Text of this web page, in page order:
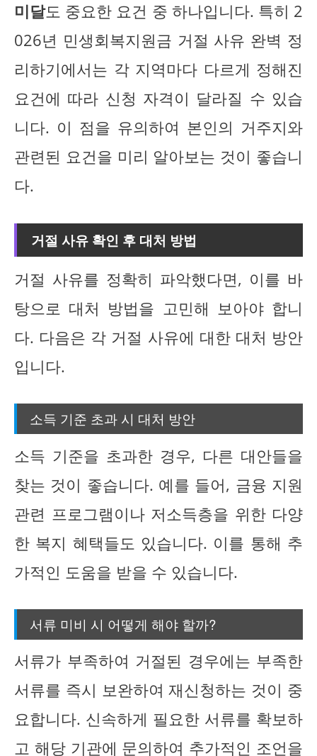
미달도 중요한 요건 중 하나입니다. 특히 2
026년 민생회복지원금 거절 사유 완벽 정
리하기에서는 각 지역마다 다르게 정해진
요건에 따라 신청 자격이 달라질 수 있습
니다. 이 점을 유의하여 본인의 거주지와
관련된 요건을 미리 알아보는 것이 좋습니
다.
거절 사유 확인 후 대처 방법
거절 사유를 정확히 파악했다면, 이를 바
탕으로 대처 방법을 고민해 보아야 합니
다. 다음은 각 거절 사유에 대한 대처 방안
입니다.
소득 기준 초과 시 대처 방안
소득 기준을 초과한 경우, 다른 대안들을
찾는 것이 좋습니다. 예를 들어, 금융 지원
관련 프로그램이나 저소득층을 위한 다양
한 복지 혜택들도 있습니다. 이를 통해 추
가적인 도움을 받을 수 있습니다.
서류 미비 시 어떻게 해야 할까?
서류가 부족하여 거절된 경우에는 부족한
서류를 즉시 보완하여 재신청하는 것이 중
요합니다. 신속하게 필요한 서류를 확보하
고 해당 기관에 문의하여 추가적인 조언을